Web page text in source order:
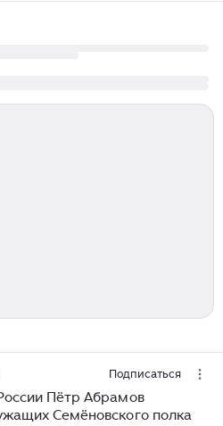
Подписаться
Пётр Абрамов
Семёновского полка